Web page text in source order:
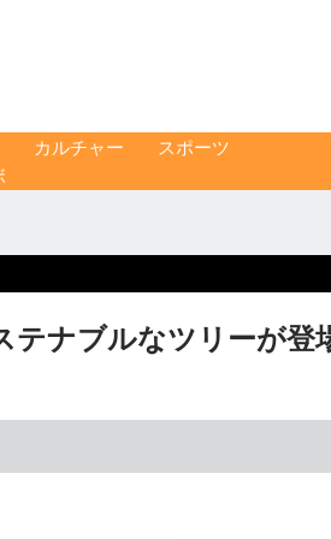
カルチャー
スポーツ
ナブルなツリーが登